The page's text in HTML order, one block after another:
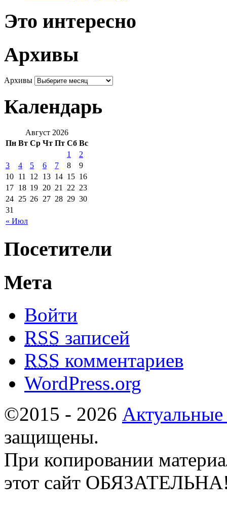
Это интересно
Архивы
Архивы
Календарь
Август 2026
Пн Вт Ср Чт Пт Сб Вс
« Июл
1
2
3
4 5 6 7 8
9
10 11 12 13 14 15 16
17 18 19 20 21 22 23
24 25 26 27 28 29 30
31
Посетители
Мета
Войти
RSS записей
RSS комментариев
WordPress.org
©2015 - 2026
защищены.
При копировании
этот сайт